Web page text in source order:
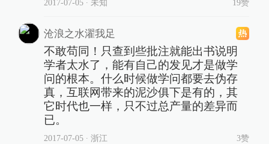
2017-07-05∙ 未知 19赞
沧浪之水濯我足
不敢苟同！只查到些批注就能出书说明
学者太水了，能有自己的发见才是做学
问的根本。什么时候做学问都要去伪存
真，互联网带来的泥沙俱下是有的，其
它时代也一样，只不过总产量的差异而
已。
2017-07-05∙ 浙江 3赞